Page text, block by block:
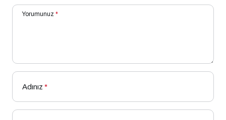
Yorumunuz *
Adınız *